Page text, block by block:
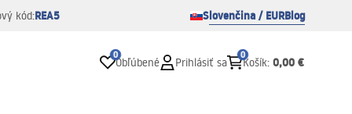
kód:REA5 Slovenčina / EURBlog
0
Obľúbené Prihlásiť sa
0
Košík: 0,00 €